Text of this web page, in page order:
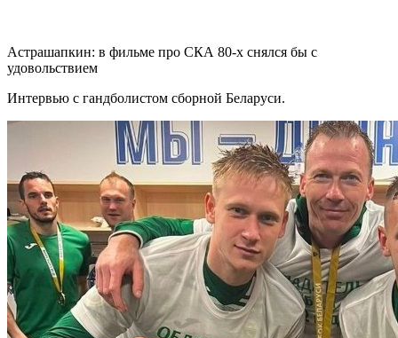
Астрашапкин: в фильме про СКА 80-х снялся бы с
удовольствием
Интервью с гандболистом сборной Беларуси.